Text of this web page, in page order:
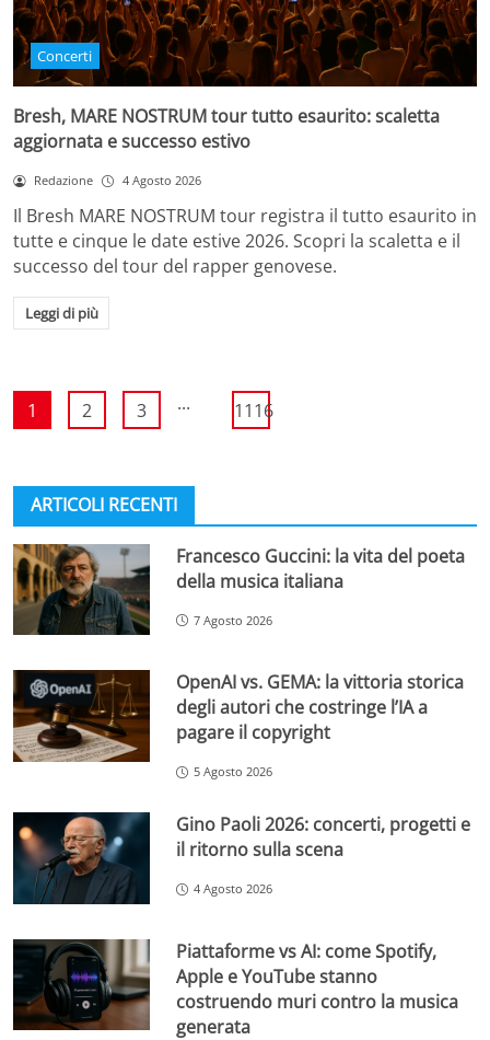
Concerti
Bresh, MARE NOSTRUM tour tutto esaurito: scaletta
aggiornata e successo estivo
Redazione 4 Agosto 2026
Il Bresh MARE NOSTRUM tour registra il tutto esaurito in
tutte e cinque le date estive 2026. Scopri la scaletta e il
successo del tour del rapper genovese.
Leggi di più
1 2 3 ... 1116
ARTICOLI RECENTI
Francesco Guccini: la vita del poeta
della musica italiana
7 Agosto 2026
OpenAI vs. GEMA: la vittoria storica
degli autori che costringe l’IA a
pagare il copyright
5 Agosto 2026
Gino Paoli 2026: concerti, progetti e
il ritorno sulla scena
4 Agosto 2026
Piattaforme vs AI: come Spotify,
Apple e YouTube stanno
costruendo muri contro la musica
generata